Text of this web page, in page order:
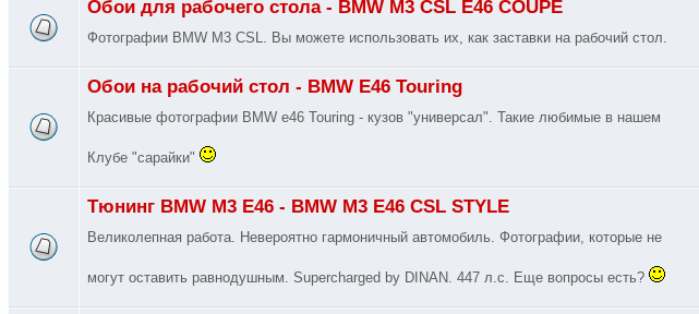
Обои для рабочего стола - BMW M3 CSL E46 COUPE
Фотографии BMW M3 CSL. Вы можете использовать их, как заставки на рабочий стол.
Обои на рабочий стол - BMW E46 Touring
Красивые фотографии BMW e46 Touring - кузов "универсал". Такие любимые в нашем
Клубе "сарайки"
Тюнинг BMW M3 E46 - BMW M3 E46 CSL STYLE
Великолепная работа. Невероятно гармоничный автомобиль. Фотографии, которые не
могут оставить равнодушным. Supercharged by DINAN. 447 л.с. Еще вопросы есть?